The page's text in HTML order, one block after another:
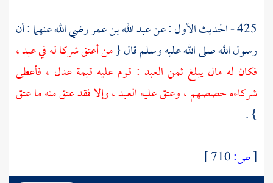
425 - الحديث الأول : عن
عبد الله بن عمررضي الله عنهما : أن
رسول الله صلى الله عليه وسلم قال {من أعتق شركا له في عبد ،
فكان له مال يبلغ ثمن العبد : قوم عليه قيمة عدل ، فأعطى
شركاءه حصصهم ، وعتق عليه العبد ، وإلا فقد عتق منه ما عتق
} .
[ص: